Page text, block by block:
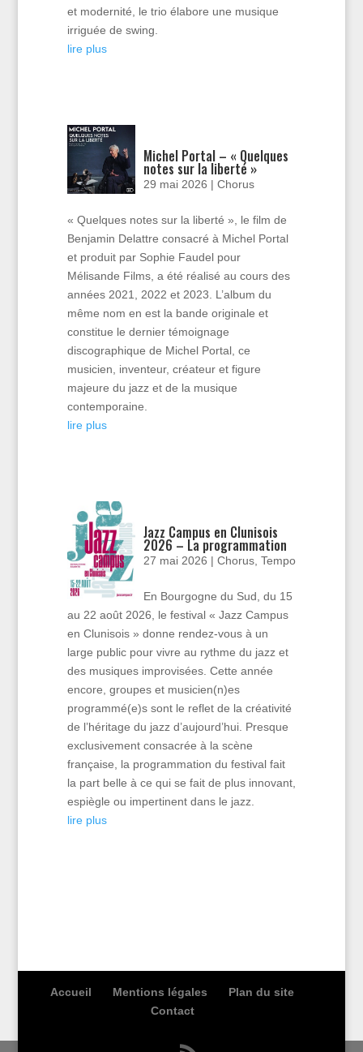
et modernité, le trio élabore une musique
irriguée de swing.
lire plus
Michel Portal – « Quelques
notes sur la liberté »
29 mai 2026 |Chorus
« Quelques notes sur la liberté », le film de
Benjamin Delattre consacré à Michel Portal
et produit par Sophie Faudel pour
Mélisande Films, a été réalisé au cours des
années 2021, 2022 et 2023. L’album du
même nom en est la bande originale et
constitue le dernier témoignage
discographique de Michel Portal, ce
musicien, inventeur, créateur et figure
majeure du jazz et de la musique
contemporaine.
lire plus
Jazz Campus en Clunisois
2026 – La programmation
27 mai 2026 |Chorus ,Tempo
En Bourgogne du Sud, du 15
au 22 août 2026, le festival « Jazz Campus
en Clunisois » donne rendez-vous à un
large public pour vivre au rythme du jazz et
des musiques improvisées. Cette année
encore, groupes et musicien(n)es
programmé(e)s sont le reflet de la créativité
de l’héritage du jazz d’aujourd’hui. Presque
exclusivement consacrée à la scène
française, la programmation du festival fait
la part belle à ce qui se fait de plus innovant,
espiègle ou impertinent dans le jazz.
lire plus
Accueil Mentions légales
Plan du site
Contact